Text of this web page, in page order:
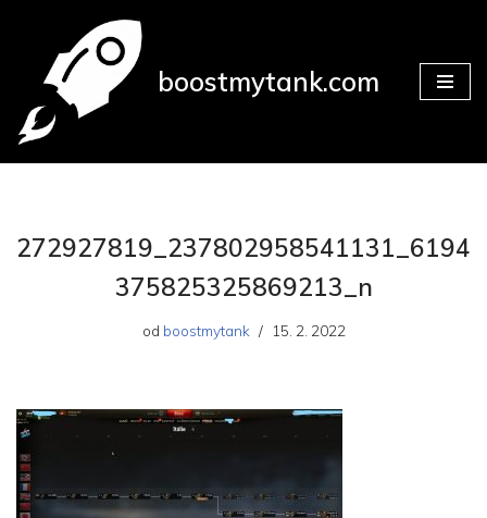
Přeskočit
obsah
boostmytank.com
272927819_237802958541131_6194
375825325869213_n
od boostmytank 15. 2. 2022